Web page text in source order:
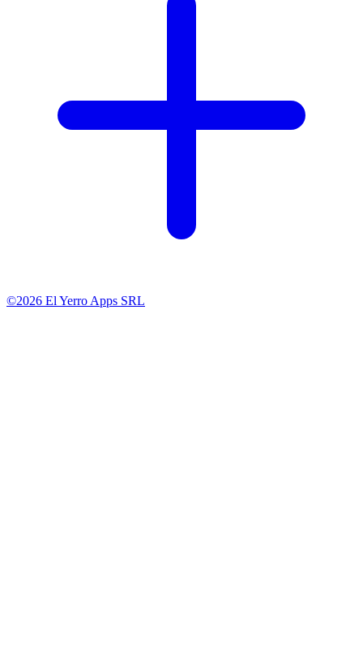
©2026 El Yerro Apps SRL